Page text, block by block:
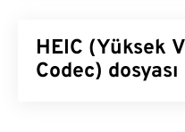
HEIC (Yüksek
Codec)